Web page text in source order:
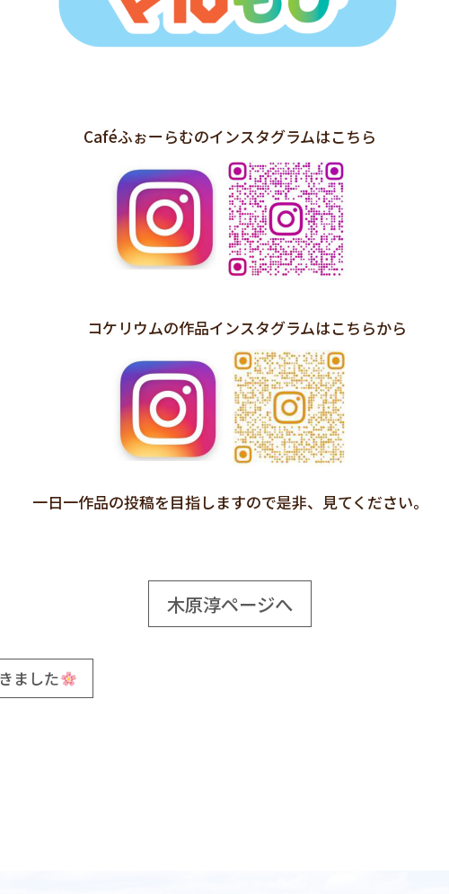
Caféふぉーらむのインスタグラムはこちら
コケリウムの作品インスタグラムはこちらから
一日一作品の投稿を目指しますので是非、見てください。
木原淳ページへ
ました